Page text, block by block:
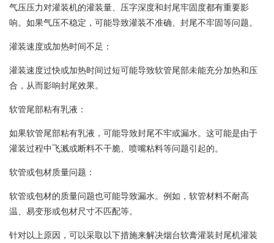
气压压力对灌装机的灌装量、压字深度和封尾牢固度都有重要影
响。如果气压不稳定，可能导致灌装不准确、封尾不牢固等问题。
灌装速度或加热时间不足：
灌装速度过快或加热时间过短可能导致软管尾部未能充分加热和压
合，从而影响封尾效果。
软管尾部粘有乳液：
如果软管尾部粘有乳液，可能导致封尾不牢或漏水。这可能是由于
灌装过程中飞溅或断料不干脆、喷嘴粘料等问题引起的。
软管或包材质量问题：
软管或包材的质量问题也可能导致漏水。例如，软管材料不耐高
温、易变形或包材尺寸不匹配等。
针对以上原因，可以采取以下措施来解决烟台软膏灌装封尾机灌装